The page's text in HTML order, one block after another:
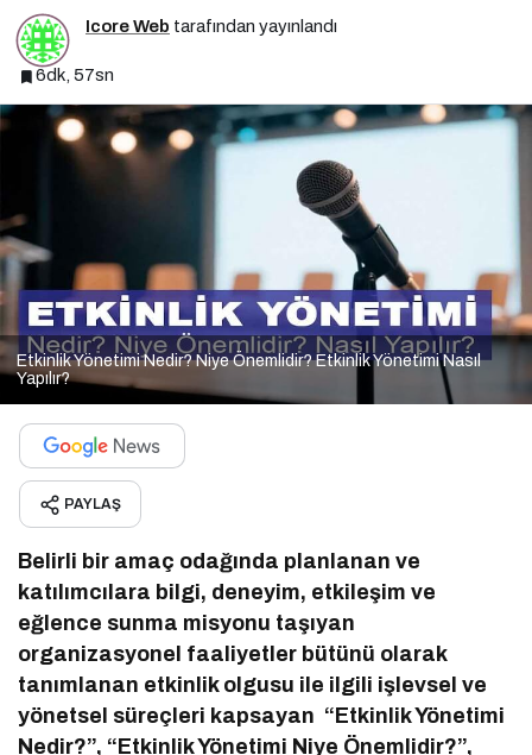
Icore Web tarafından yayınlandı
6dk, 57sn
Etkinlik Yönetimi Nedir? Niye Önemlidir? Etkinlik Yönetimi Nasıl
Yapılır?
PAYLAŞ
Belirli bir amaç odağında planlanan ve
katılımcılara bilgi, deneyim, etkileşim ve
eğlence sunma misyonu taşıyan
organizasyonel faaliyetler bütünü olarak
tanımlanan etkinlik olgusu ile ilgili işlevsel ve
yönetsel süreçleri kapsayan “Etkinlik Yönetimi
Nedir?”, “Etkinlik Yönetimi Niye Önemlidir?”,